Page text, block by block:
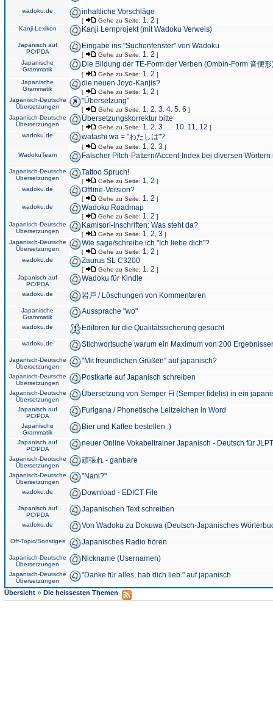
wadoku.de inhaltliche Vorschläge
[ Gehe zu Seite: 1 2 ]
Kanji-Lexikon
Kanji Lernprojekt (mit Wadoku Verweis)
Japanisch auf
PC/PDA
Eingabe ins "Suchenfenster" von Wadoku
[ Gehe zu Seite: 1 2 ]
Japanische
Grammatik
Die Bildung der TE-Form der Verben (Ombin-Form 音便形
[ Gehe zu Seite: 1 2 ]
Japanische
Grammatik
die neuen Joyo-Kanjis?
[ Gehe zu Seite: 1 2 ]
Japanisch-Deutsche
Übersetzungen
"Übersetzung"
[ Gehe zu Seite: 1 2 3 4 5 6 ]
Japanisch-Deutsche
Übersetzungen
Übersetzungskorrektur bitte
[ Gehe zu Seite: 1 2 3 10 11 12 ]
wadoku.de
watashi wa = "わたしは"?
[ Gehe zu Seite: 1 2 3 ]
WadokuTeam
Falscher Pitch-Pattern/Accent-Index bei diversen
Japanisch-Deutsche
Übersetzungen
Tattoo Spruch!
[ Gehe zu Seite: 1 2 ]
wadoku.de
Offline-Version?
[ Gehe zu Seite: 1 2 ]
wadoku.de
Wadoku Roadmap
[ Gehe zu Seite: 1 2 ]
Japanisch-Deutsche
Übersetzungen
Kamisori-Inschriften: Was steht da?
[ Gehe zu Seite: 1 2 3 ]
Japanisch-Deutsche
Übersetzungen
Wie sage/schreibe ich "Ich liebe dich"?
[ Gehe zu Seite: 1 2 ]
wadoku.de
Zaurus SL C3200
[ Gehe zu Seite: 1 2 ]
Japanisch auf
PC/PDA
Wadoku für Kindle
wadoku.de 岩戸 / Löschungen von Kommentaren
Japanische
Grammatik
Aussprache "wo"
wadoku.de Editoren für die Qualitätssicherung gesucht
wadoku.de Stichwortsuche warum ein Maximum von 200
Japanisch-Deutsche
Übersetzungen
"Mit freundlichen Grüßen" auf japanisch?
Japanisch-Deutsche
Übersetzungen
Postkarte auf Japanisch schreiben
Japanisch-Deutsche
Übersetzungen
Übersetzung von Semper Fi (Semper fidelis) in ein
Japanisch auf
PC/PDA
Furigana / Phonetische Leitzeichen in Word
Japanische
Grammatik
Bier und Kaffee bestellen :)
Japanisch auf
PC/PDA
neuer Online Vokabeltrainer Japanisch - Deutsch für
Japanisch-Deutsche
Übersetzungen
頑張れ - ganbare
Japanisch-Deutsche
Übersetzungen
"Nani?"
wadoku.de Download - EDICT File
Japanisch auf
PC/PDA
Japanischen Text schreiben
wadoku.de Von Wadoku zu Dokuwa (Deutsch-Japanisches
Off-Topic/Sonstiges Japanisches Radio hören
Japanisch-Deutsche
Übersetzungen
Nickname (Usernamen)
Japanisch-Deutsche
Übersetzungen
"Danke für alles, hab dich lieb." auf japanisch
Übersicht » Die heissesten Themen